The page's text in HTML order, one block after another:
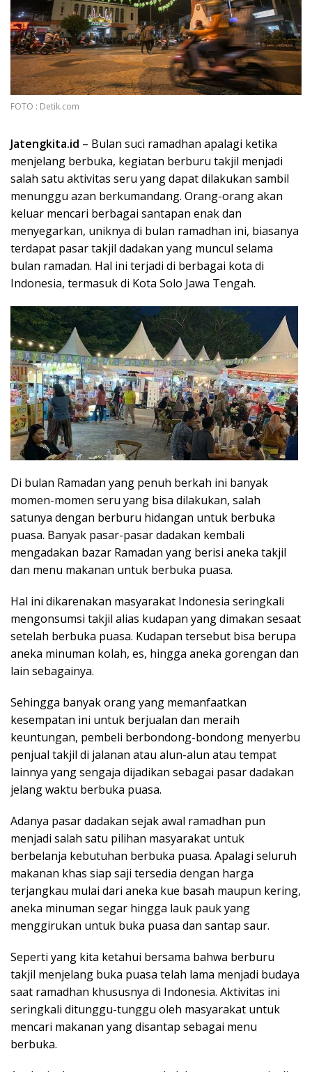
FOTO : Detik.com
Jatengkita.id – Bulan suci ramadhan apalagi ketika
menjelang berbuka, kegiatan berburu takjil menjadi
salah satu aktivitas seru yang dapat dilakukan sambil
menunggu azan berkumandang. Orang-orang akan
keluar mencari berbagai santapan enak dan
menyegarkan, uniknya di bulan ramadhan ini, biasanya
terdapat pasar takjil dadakan yang muncul selama
bulan ramadan. Hal ini terjadi di berbagai kota di
Indonesia, termasuk di Kota Solo Jawa Tengah.
Di bulan Ramadan yang penuh berkah ini banyak
momen-momen seru yang bisa dilakukan, salah
satunya dengan berburu hidangan untuk berbuka
puasa. Banyak pasar-pasar dadakan kembali
mengadakan bazar Ramadan yang berisi aneka takjil
dan menu makanan untuk berbuka puasa.
Hal ini dikarenakan masyarakat Indonesia seringkali
mengonsumsi takjil alias kudapan yang dimakan sesaat
setelah berbuka puasa. Kudapan tersebut bisa berupa
aneka minuman kolah, es, hingga aneka gorengan dan
lain sebagainya.
Sehingga banyak orang yang memanfaatkan
kesempatan ini untuk berjualan dan meraih
keuntungan, pembeli berbondong-bondong menyerbu
penjual takjil di jalanan atau alun-alun atau tempat
lainnya yang sengaja dijadikan sebagai pasar dadakan
jelang waktu berbuka puasa.
Adanya pasar dadakan sejak awal ramadhan pun
menjadi salah satu pilihan masyarakat untuk
berbelanja kebutuhan berbuka puasa. Apalagi seluruh
makanan khas siap saji tersedia dengan harga
terjangkau mulai dari aneka kue basah maupun kering,
aneka minuman segar hingga lauk pauk yang
menggirukan untuk buka puasa dan santap saur.
Seperti yang kita ketahui bersama bahwa berburu
takjil menjelang buka puasa telah lama menjadi budaya
saat ramadhan khususnya di Indonesia. Aktivitas ini
seringkali ditunggu-tunggu oleh masyarakat untuk
mencari makanan yang disantap sebagai menu
berbuka.